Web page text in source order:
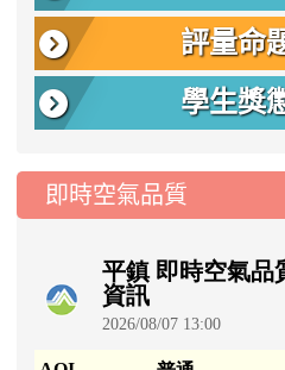
評量命
學生獎
即時空氣品質